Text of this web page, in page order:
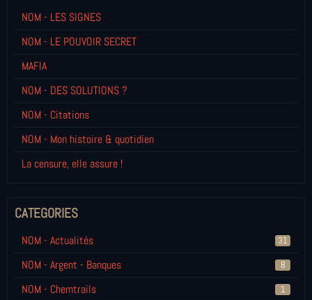
NOM - LES SIGNES
NOM - LE POUVOIR SECRET
MAFIA
NOM - DES SOLUTIONS ?
NOM - Citations
NOM - Mon histoire & quotidien
La censure, elle assure !
CATEGORIES
NOM - Actualités 31
NOM - Argent - Banques 8
NOM - Chemtrails 1